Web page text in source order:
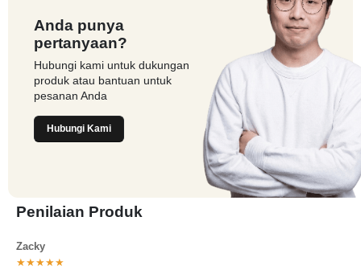
Anda punya
pertanyaan?
Hubungi kami untuk dukungan
produk atau bantuan untuk
pesanan Anda
Hubungi Kami
Penilaian Produk
Zacky
★★★★★